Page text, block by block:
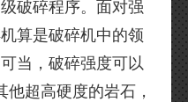
破碎程序。面对强
算是破碎机中的领
当，破碎强度可以
他超高硬度的岩石，